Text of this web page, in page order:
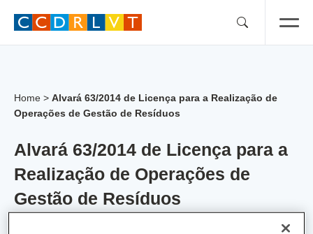
Home > Alvará 63/2014 de Licença para a Realização de
Operações de Gestão de Resíduos
Alvará 63/2014 de Licença para a
Realização de Operações de
Gestão de Resíduos